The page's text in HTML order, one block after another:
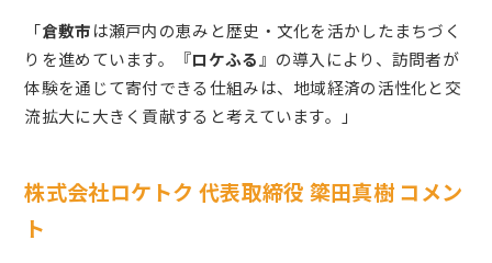
「倉敷市は瀬戸内の恵みと歴史・文化を活かしたまちづく
りを進めています。『ロケふる 』の導入により、訪問者が
体験を通じて寄付できる仕組みは、地域経済の活性化と交
流拡大に大きく貢献すると考えています。」
株式会社ロケトク 代表取締役 簗田真樹 コメン
ト